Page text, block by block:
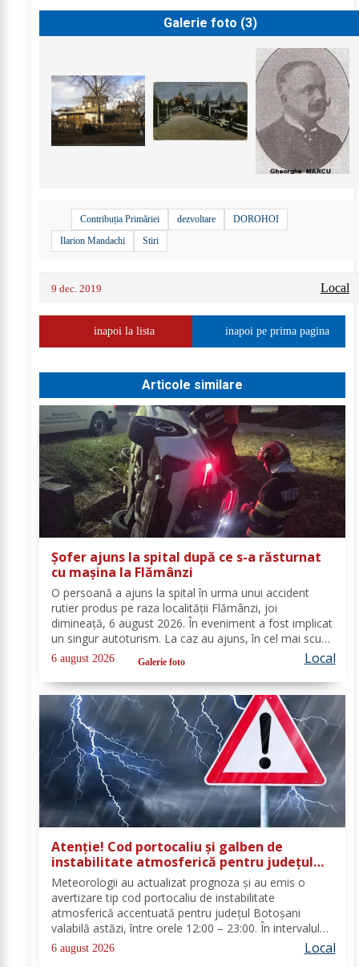
Galerie foto (3)
Contribuția Primăriei dezvoltare
DOROHOI
Ilarion Mandachi
Stiri
9 dec. 2019 Local
inapoi la lista inapoi pe prima pagina
Articole similare
Șofer ajuns la spital după ce s-a răsturnat
cu mașina la Flămânzi
O persoană a ajuns la spital în urma unui accident
rutier produs pe raza localității Flămânzi, joi
dimineață, 6 august 2026. În eveniment a fost implicat
un singur autoturism. La caz au ajuns, în cel mai scurt
timp, pompierii din cadrul Punctului de Lucru Flămânzi,
cu o autospecială de stingere și...
6 august 2026 Galerie foto Local
Atenție! Cod portocaliu și galben de
instabilitate atmosferică pentru județul
Botoșani
Meteorologii au actualizat prognoza și au emis o
avertizare tip cod portocaliu de instabilitate
atmosferică accentuată pentru județul Botoșani
valabilă astăzi, între orele 12:00 – 23:00. În intervalul
menționat vor fi perioade cu instabilitate atmosferică
accentuată ce se va manifesta prin...
6 august 2026 Local